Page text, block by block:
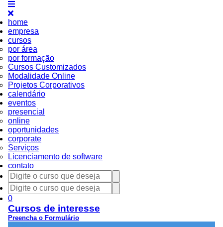
home
empresa
cursos
por área
por formação
Cursos Customizados
Modalidade Online
Projetos Corporativos
calendário
eventos
presencial
online
oportunidades
corporate
Serviços
Licenciamento de software
contato
0
Cursos de interesse
Preencha o Formulário